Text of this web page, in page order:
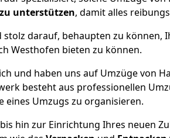
unterstützen, damit alles
stolz darauf, behaupten zu
Westhofen bieten zu können.
und haben uns auf Umzüge von
besteht aus professionellen
eines Umzugs zu organisieren.
hin zur Einrichtung Ihres neuen